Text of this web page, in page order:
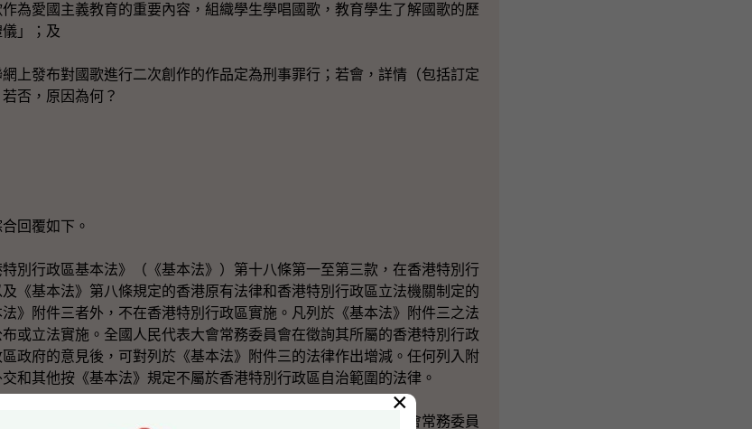
為愛國主義教育的重要內容，組織學生學唱國歌，教育學生了解國歌的歷
」；及
網上發布對國歌進行二次創作的作品定為刑事罪行；若會，詳情（包括訂定
否，原因為何？
回覆如下。
行政區基本法》（《基本法》）第十八條第一至第三款，在香港特別行
《基本法》第八條規定的香港原有法律和香港特別行政區立法機關制定的
》附件三者外，不在香港特別行政區實施。凡列於《基本法》附件三之法
或立法實施。全國人民代表大會常務委員會在徵詢其所屬的香港特別行政
政府的意見後，可對列於《基本法》附件三的法律作出增減。任何列入附
和其他按《基本法》規定不屬於香港特別行政區自治範圍的法律。
國歌法》）於二Ｏ一七年九月一日第十二屆全國人民代表大會常務委員
×